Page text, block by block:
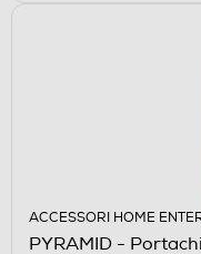
ACCESSORI HOME
PYRAMID -